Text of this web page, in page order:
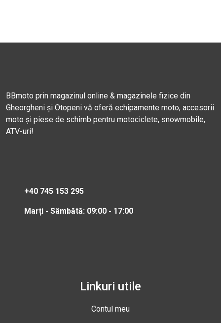
BBmoto prin magazinul online & magazinele fizice din
Gheorgheni și Otopeni vă oferă echipamente moto, accesorii
moto și piese de schimb pentru motociclete, snowmobile,
ATV-uri!
+40 745 153 295
Marți - Sâmbătă: 09:00 - 17:00
Linkuri utile
Contul meu